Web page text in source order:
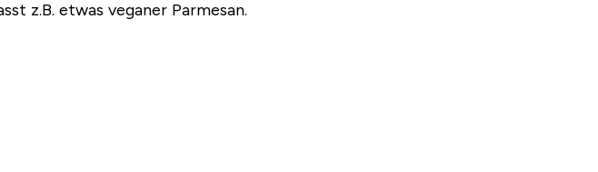
z.B. etwas veganer Parmesan.